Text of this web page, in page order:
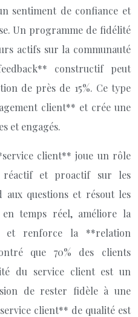
sentiment de confiance et
Un programme de fidélité
actifs sur la communauté
constructif peut
de près de 15%. Ce type
client** et crée une
et engagés.
client** joue un rôle
réactif et proactif sur les
aux questions et résout les
temps réel, améliore la
et renforce la **relation
que 70% des clients
du service client est un
de rester fidèle à une
client** de qualité est